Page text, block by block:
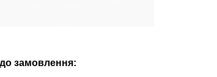
до замовлення: